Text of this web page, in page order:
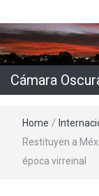
Cámara
Home /
Restituyen a
época virreinal